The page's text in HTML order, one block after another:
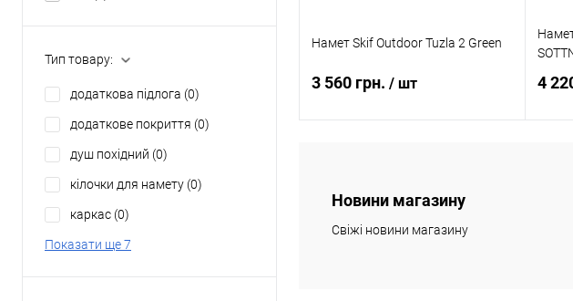
Тип товару:
додаткова підлога (0)
додаткове покриття (0)
душ похідний (0)
кілочки для намету (0)
каркас (0)
Показати ще 7
Намет Skif Outdoor Tuzla 2 Green
3 560 грн. / шт
Купити в 1 клік Порівняння
В обране В наявності
4
Новини магазину
Свіжі новини магазину